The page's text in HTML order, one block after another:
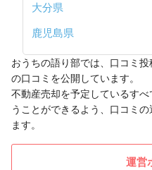
大分県
鹿児島県
おうちの語り部では、口コミ
の口コミを公開しています。
不動産売却を予定しているす
うことができるよう、口コミ
ます。
運営